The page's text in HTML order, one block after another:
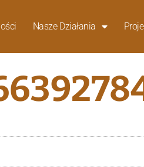
Nasze Działania